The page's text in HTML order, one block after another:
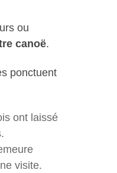
ou
canoë.
ponctuent
ont laissé
visite.